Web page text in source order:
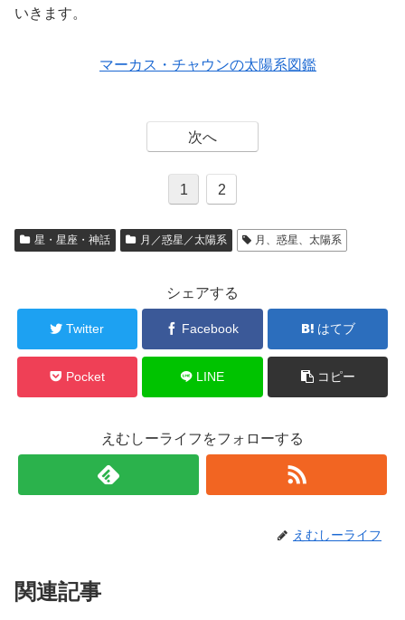
いきます。
マーカス・チャウンの太陽系図鑑
次へ
1 2
星・星座・神話 月／惑星／太陽系 月、惑星、太陽系
シェアする
Twitter Facebook はてブ
Pocket LINE コピー
えむしーライフをフォローする
えむしーライフ
関連記事